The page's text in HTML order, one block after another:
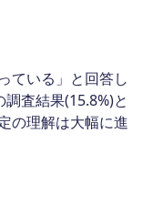
ている」と回答し
査結果(15.8%)と
の理解は大幅に進